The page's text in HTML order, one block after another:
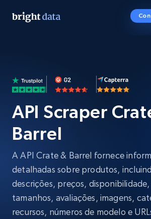
API Scraper
Barrel
A API Crate & Barrel fornece
detalhadas sobre produtos,
descrições, preços,
tamanhos, avaliações, imagens,
recursos, números de modelo e